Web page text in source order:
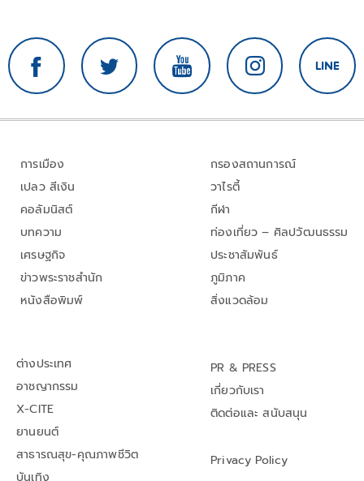
การเมือง
เปลว สีเงิน
คอลัมนิสต์
บทความ
เศรษฐกิจ
ข่าวพระราชสำนัก
หนังสือพิมพ์
กรองสถานการณ์
วาไรตี้
กีฬา
ท่องเที่ยว – ศิลปวัฒนธรรม
ประชาสัมพันธ์
ภูมิภาค
สิ่งแวดล้อม
ต่างประเทศ
อาชญากรรม
X-CITE
ยานยนต์
สาธารณสุข-คุณภาพชีวิต
บันเทิง
PR & PRESS
เกี่ยวกับเรา
ติดต่อและ สนับสนุน
Privacy Policy